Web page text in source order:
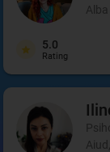
5.0
Rating